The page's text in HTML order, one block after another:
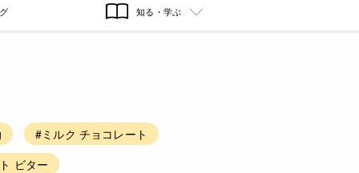
知る・学ぶ
#ミルク チョコレート
ビター